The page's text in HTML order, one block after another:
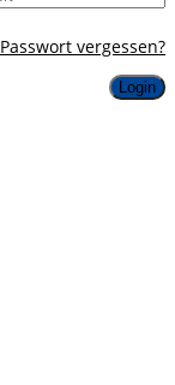
Passwort vergessen?
Login